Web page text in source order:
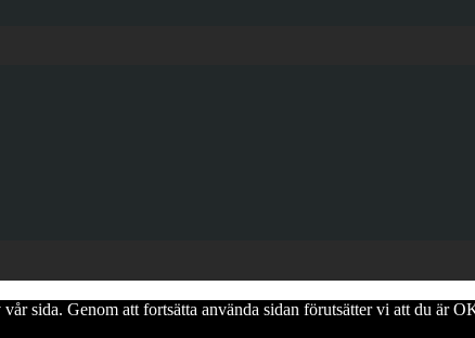
sida. Genom att fortsätta använda sidan förutsätter vi att du är